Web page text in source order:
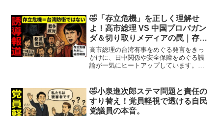
談”として大きく報じられています。巨大
な赤い絨毯、...
🤣「存立危機」を正しく理解せ
よ！高市総理 VS 中国プロパガン
ダ＆切り取りメディアの罠｜存立
危機＝台湾防衛じゃない
高市総理の台湾有事をめぐる発言をきっ
かけに、日中関係や安全保障をめぐる議
論が一気にヒートアップしています。し
論やイメージだけが先行しているように
見えます。メディアは視聴...
🤣小泉進次郎ステマ問題と責任の
すり替え！党員軽視で透ける自民
党議員の本音。